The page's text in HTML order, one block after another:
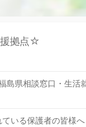
援拠点☆ こ
島県相談窓口・生活
いる保護者の皆様へ